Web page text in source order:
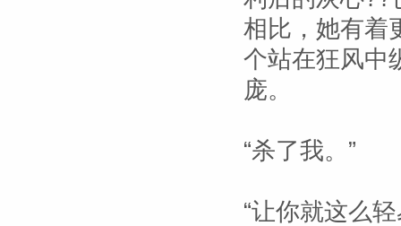
相比，她有着
个站在狂风中
庞。
“杀了我。”
“让你就这么